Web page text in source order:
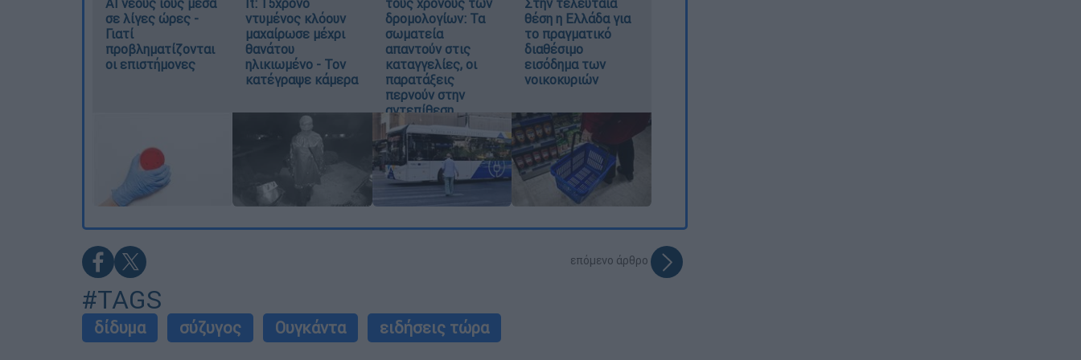
σε λίγες ώρες -
Γιατί
προβληματίζονται
οι επιστήμονες
ντυμένος κλόουν
μαχαίρωσε μέχρι
θανάτου
ηλικιωμένο - Τον
κατέγραψε κάμερα
δρομολογίων: Τα
σωματεία
απαντούν στις
καταγγελίες, οι
παρατάξεις
περνούν στην
αντεπίθεση
θέση η Ελλάδα για
το πραγματικό
διαθέσιμο
εισόδημα των
νοικοκυριών
επόμενο άρθρο
#TAGS
δίδυμα σύζυγος Ουγκάντα ειδήσεις τώρα